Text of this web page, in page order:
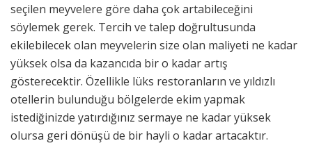
seçilen meyvelere göre daha çok artabileceğini
söylemek gerek. Tercih ve talep doğrultusunda
ekilebilecek olan meyvelerin size olan maliyeti ne kadar
yüksek olsa da kazancıda bir o kadar artış
gösterecektir. Özellikle lüks restoranların ve yıldızlı
otellerin bulunduğu bölgelerde ekim yapmak
istediğinizde yatırdığınız sermaye ne kadar yüksek
olursa geri dönüşü de bir hayli o kadar artacaktır.